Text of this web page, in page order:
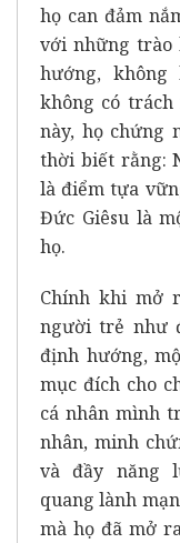
họ can đảm
với những trào
hướng,
không có
này, họ chứng
thời biết rằng:
là điểm tựa
Đức Giêsu là
họ.
Chính khi mở
người trẻ như
định hướng,
mục đích cho
cá nhân mình
nhân, minh
và đầy năng
quang lành
mà họ đã mở